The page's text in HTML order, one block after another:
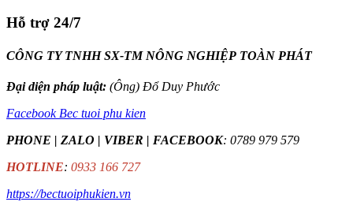
Hỗ trợ 24/7
CÔNG TY TNHH SX-TM NÔNG NGHIỆP TOÀN PHÁT
Đại diện pháp luật: (Ông) Đổ Duy Phước
Facebook Bec tuoi phu kien
PHONE | ZALO | VIBER | FACEBOOK: 0789 979 579
HOTLINE: 0933 166 727
https://bectuoiphukien.vn